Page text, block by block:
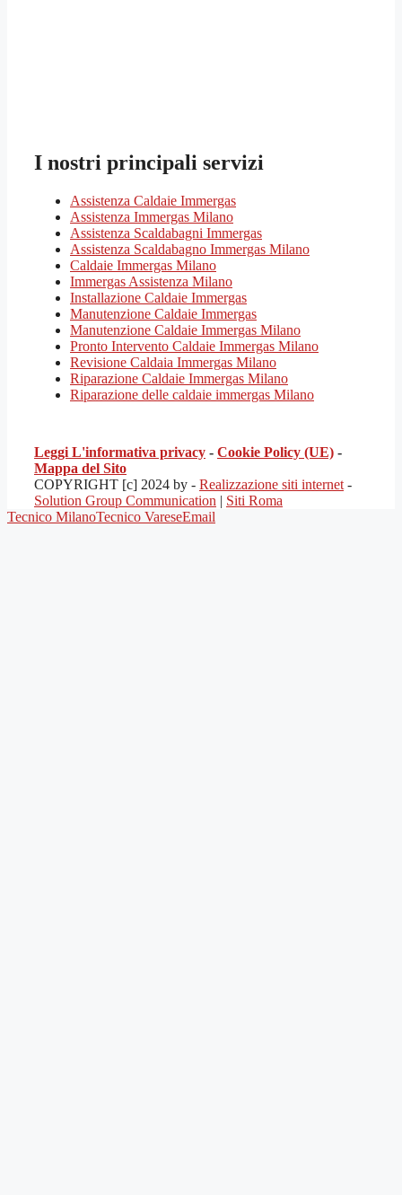
I nostri principali servizi
Assistenza Caldaie Immergas
Assistenza Immergas Milano
Assistenza Scaldabagni Immergas
Assistenza Scaldabagno Immergas Milano
Caldaie Immergas Milano
Immergas Assistenza Milano
Installazione Caldaie Immergas
Manutenzione Caldaie Immergas
Manutenzione Caldaie Immergas Milano
Pronto Intervento Caldaie Immergas Milano
Revisione Caldaia Immergas Milano
Riparazione Caldaie Immergas Milano
Riparazione delle caldaie immergas Milano
Leggi L'informativa privacy - Cookie Policy (UE) -
Mappa del Sito
COPYRIGHT [c] 2024 by - Realizzazione siti internet -
Solution Group Communication | Siti Roma
Tecnico MilanoTecnico VareseEmail